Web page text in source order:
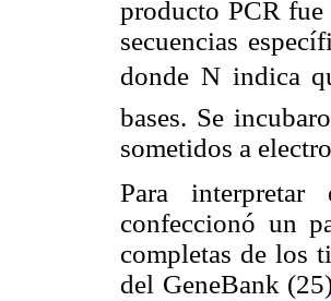
producto PCR
secuencias
donde N indica
bases. Se
sometidos a
Para
confeccionó un
completas de los
del GeneBank